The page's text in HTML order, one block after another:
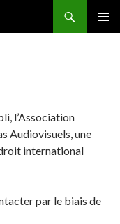
l’Association
Audiovisuels, une
international
par le biais de